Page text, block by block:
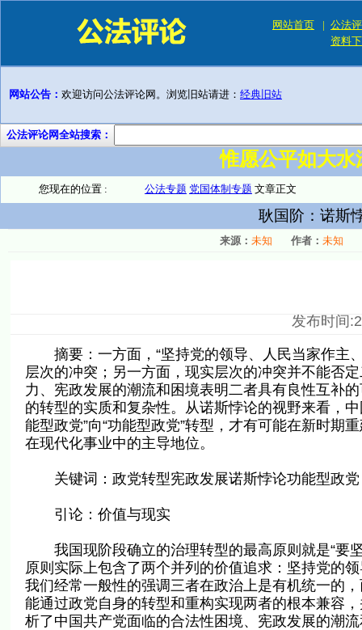
网站首页 | 公法
资料
网站公告： 欢迎访问公法评论网。浏览旧站请进： 经典旧站
公法评论网全站搜索：
惟愿公平如大
您现在的位置 : 公法专题 党国体制专题 文章正文
耿国阶：诺斯
来源： 未知 作者： 未知
发布时间
摘要：一方面，“坚持党的领导、人民当家作主
层次的冲突；另一方面，现实层次的冲突并不能否
力、宪政发展的潮流和困境表明二者具有良性互补
的转型的实质和复杂性。从诺斯悖论的视野来看，
能型政党”向“功能型政党”转型，才有可能在新时期
在现代化事业中的主导地位。
关键词：政党转型宪政发展诺斯悖论功能型政党
引论：价值与现实
我国现阶段确立的治理转型的最高原则就是“要
原则实际上包含了两个并列的价值追求：坚持党的
我们经常一般性的强调三者在政治上是有机统一的
能通过政党自身的转型和重构实现两者的根本兼容
析了中国共产党面临的合法性困境、宪政发展的潮